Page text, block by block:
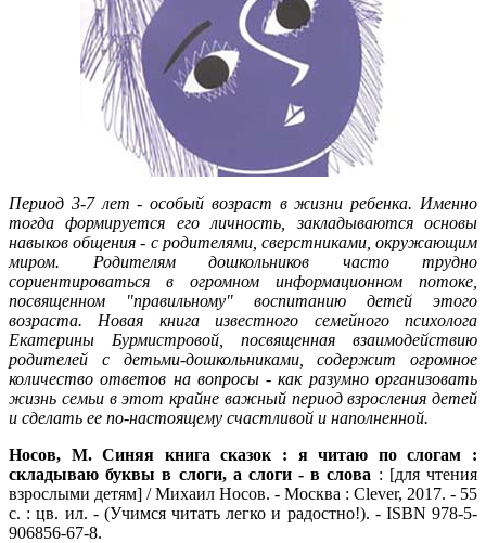
Период 3-7 лет - особый возраст в жизни ребенка. Именно
тогда формируется его личность, закладываются основы
навыков общения - с родителями, сверстниками, окружающим
миром. Родителям дошкольников часто трудно
сориентироваться в огромном информационном потоке,
посвященном "правильному" воспитанию детей этого
возраста. Новая книга известного семейного психолога
Екатерины Бурмистровой, посвященная взаимодействию
родителей с детьми-дошкольниками, содержит огромное
количество ответов на вопросы - как разумно организовать
жизнь семьи в этот крайне важный период взросления детей
и сделать ее по-настоящему счастливой и наполненной.
Носов, М. Синяя книга сказок : я читаю по слогам :
складываю буквы в слоги, а слоги - в слова : [для чтения
взрослыми детям] / Михаил Носов. - Москва : Clever, 2017. - 55
с. : цв. ил. - (Учимся читать легко и радостно!). - ISBN 978-5-
906856-67-8.